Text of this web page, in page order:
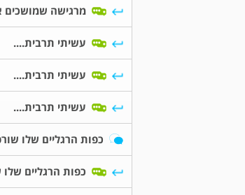
מרגישה שמושכים
עשיתי תרבית....
עשיתי תרבית....
עשיתי תרבית....
כפות הרגליים שלו
כפות הרגליים